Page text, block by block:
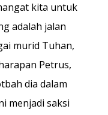
kita untuk
adalah jalan
murid Tuhan,
Petrus,
dia dalam
menjadi saksi